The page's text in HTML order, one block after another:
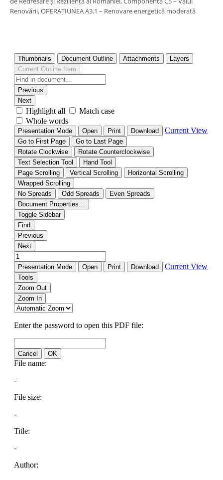
Renovării, OPERAȚIUNEA A3.1 – Renovare energetică moderată